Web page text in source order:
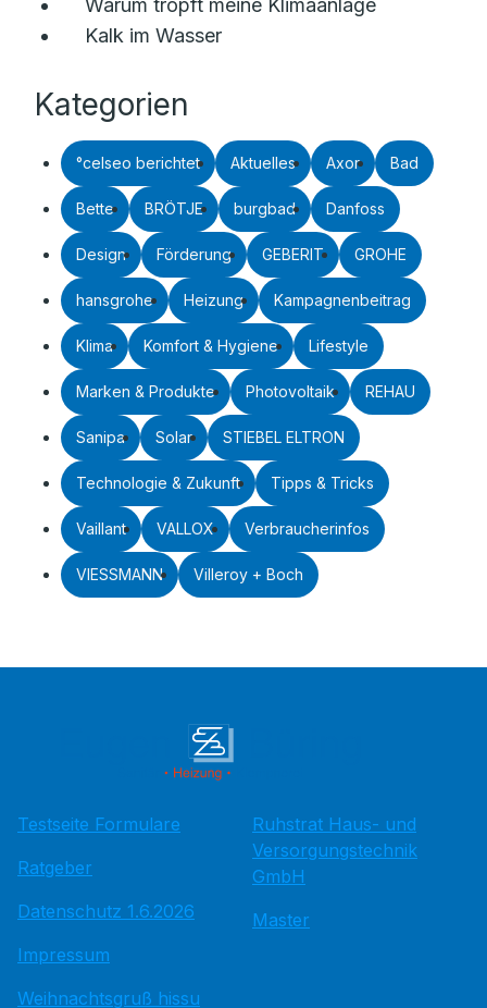
Warum tropft meine Klimaanlage
Kalk im Wasser
Kategorien
°celseo berichtet Aktuelles Axor Bad
Bette BRÖTJE burgbad Danfoss
Design Förderung GEBERIT GROHE
hansgrohe Heizung Kampagnenbeitrag
Klima Komfort & Hygiene Lifestyle
Marken & Produkte Photovoltaik REHAU
Sanipa Solar STIEBEL ELTRON
Technologie & Zukunft Tipps & Tricks
Vaillant VALLOX Verbraucherinfos
VIESSMANN Villeroy + Boch
Testseite Formulare
Ratgeber
Datenschutz 1.6.2026
Impressum
Weihnachtsgruß hissu
Ruhstrat Haus- und
Versorgungstechnik
GmbH
Master